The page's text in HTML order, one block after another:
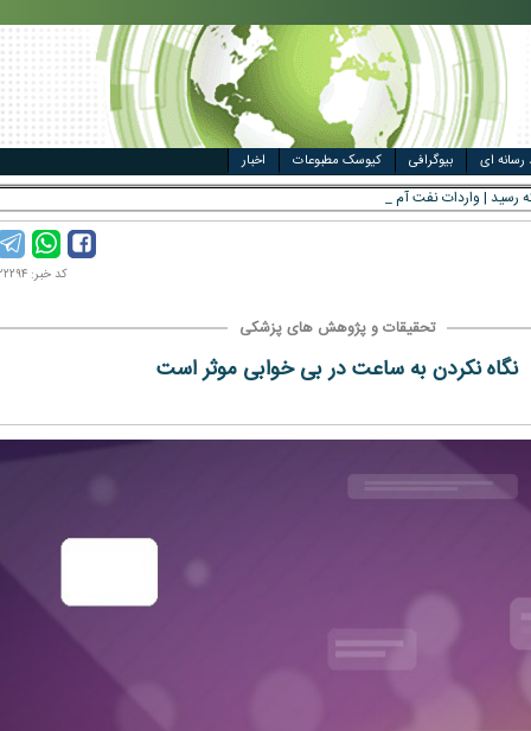
خودرو
رسانه ای بیوگرافی کیوسک مطبوعات اخبار
کد خبر: ۱۴۰۲۰۲۲۲۹۴
تحقیقات و پژوهش های پزشکی
نگاه نکردن به ساعت در بی خوابی موثر است